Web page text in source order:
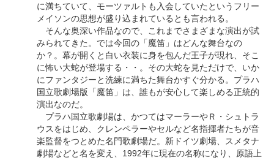
に満ちていて、モーツァルトも入会していたというフリー
メイソンの思想が盛り込まれているとも言われる。
そんな奥深い作品なので、これまでさまざまな演出が試
みられてきた。では今回の「魔笛」はどんな舞台なの
か？。幕が開くと白い衣装に身を包んだ王子が現れ、そこ
に怖い大蛇が登場する・・。その大蛇を見ただけで、いか
にファンタジーと洗練に満ちた舞台かすぐ分かる。プラハ
国立歌劇場版「魔笛」は、誰もが安心して楽しめる正統的
演出なのだ。
プラハ国立歌劇場は、かつてはマーラーやＲ・シュトラ
ウスをはじめ、クレンペラーやセルなど名指揮者たちが音
楽監督をつとめた名門歌劇場だ。新ドイツ劇場、スメタナ
劇場などと名を変え、1992年に現在の名称になり、原語上